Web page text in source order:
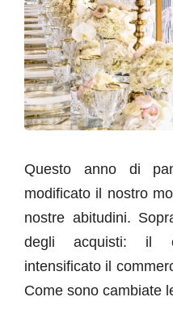
Questo anno di
modificato il nostro
nostre abitudini.
degli acquisti: il
intensificato il
Come sono cambiate